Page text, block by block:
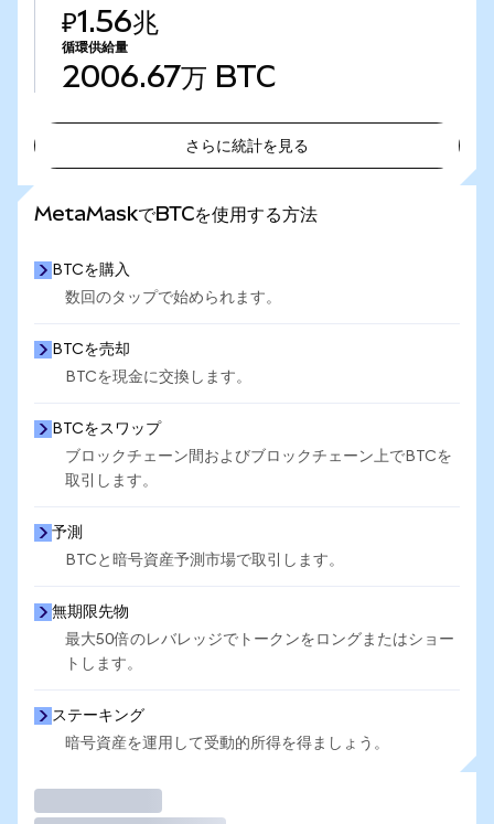
₽1.56兆
循環供給量
2006.67万 BTC
さらに統計を見る
MetaMaskでBTCを使用する方法
BTCを購入
数回のタップで始められます。
BTCを売却
BTCを現金に交換します。
BTCをスワップ
ブロックチェーン間およびブロックチェーン上でBTCを
取引します。
予測
BTCと暗号資産予測市場で取引します。
無期限先物
最大50倍のレバレッジでトークンをロングまたはショー
トします。
ステーキング
暗号資産を運用して受動的所得を得ましょう。